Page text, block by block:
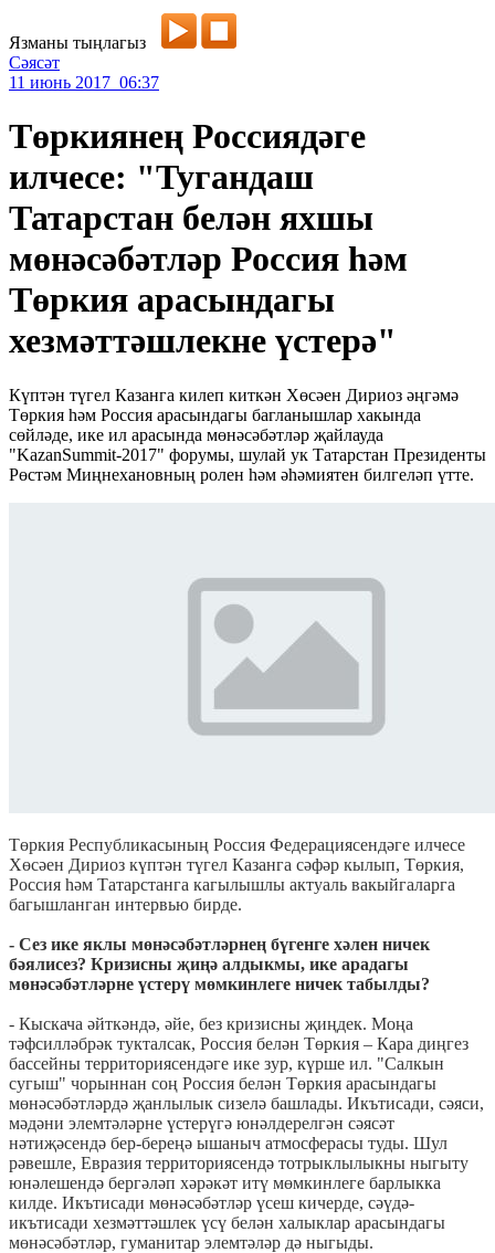
Язманы тыңлагыз
Сәясәт
11 июнь 2017 06:37
Төркиянең Россиядәге
илчесе: "Тугандаш
Татарстан белән яхшы
мөнәсәбәтләр Россия һәм
Төркия арасындагы
хезмәттәшлекне үстерә"
Күптән түгел Казанга килеп киткән Хөсәен Дириоз әңгәмә
Төркия һәм Россия арасындагы багланышлар хакында
сөйләде, ике ил арасында мөнәсәбәтләр җайлауда
"KazanSummit-2017" форумы, шулай ук Татарстан Президенты
Рөстәм Миңнехановның ролен һәм әһәмиятен билгеләп үтте.
Төркия Республикасының Россия Федерациясендәге илчесе
Хөсәен Дириоз күптән түгел Казанга сәфәр кылып, Төркия,
Россия һәм Татарстанга кагылышлы актуаль вакыйгаларга
багышланган интервью бирде.
- Сез ике яклы мөнәсәбәтләрнең бүгенге хәлен ничек
бәялисез? Кризисны җиңә алдыкмы, ике арадагы
мөнәсәбәтләрне үстерү мөмкинлеге ничек табылды?
- Кыскача әйткәндә, әйе, без кризисны җиңдек. Моңа
тәфсилләбрәк тукталсак, Россия белән Төркия – Кара диңгез
бассейны территориясендәге ике зур, күрше ил. "Салкын
сугыш" чорыннан соң Россия белән Төркия арасындагы
мөнәсәбәтләрдә җанлылык сизелә башлады. Икътисади, сәяси,
мәдәни элемтәләрне үстерүгә юнәлдерелгән сәясәт
нәтиҗәсендә бер-береңә ышаныч атмосферасы туды. Шул
рәвешле, Евразия территориясендә тотрыклылыкны ныгыту
юнәлешендә бергәләп хәрәкәт итү мөмкинлеге барлыкка
килде. Икътисади мөнәсәбәтләр үсеш кичерде, сәүдә-
икътисади хезмәттәшлек үсү белән халыклар арасындагы
мөнәсәбәтләр, гуманитар элемтәләр дә ныгыды.